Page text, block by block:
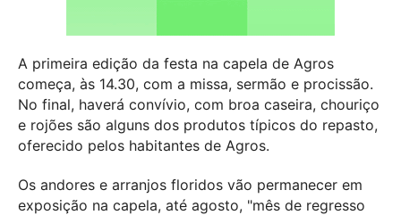
A primeira edição da festa na capela de Agros
começa, às 14.30, com a missa, sermão e procissão.
No final, haverá convívio, com broa caseira, chouriço
e rojões são alguns dos produtos típicos do repasto,
oferecido pelos habitantes de Agros.
Os andores e arranjos floridos vão permanecer em
exposição na capela, até agosto, "mês de regresso